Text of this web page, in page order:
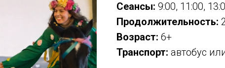
Сеансы: 9:00, 11:00,
Продолжительность:
Возраст: 6+
Транспорт: автобус